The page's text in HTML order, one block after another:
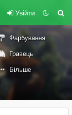
Увійти
Фарбування
Гравець
Більше